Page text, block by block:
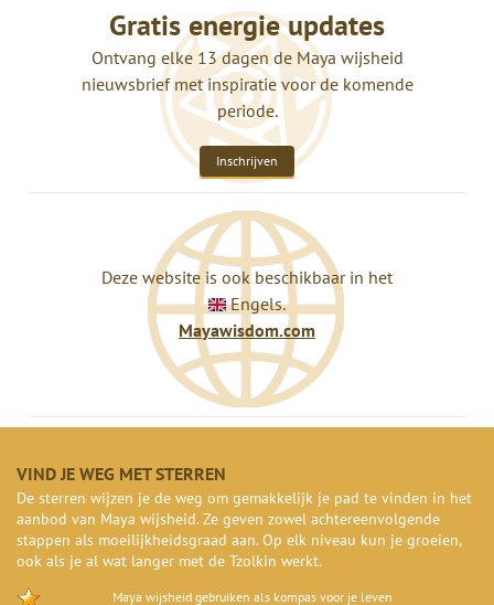
Gratis energie updates
Ontvang elke 13 dagen de Maya wijsheid
nieuwsbrief met inspiratie voor de komende
periode.
Inschrijven
Deze website is ook beschikbaar in het
Engels.
Mayawisdom.com
VIND JE WEG MET STERREN
De sterren wijzen je de weg om gemakkelijk je pad te vinden in het
aanbod van Maya wijsheid. Ze geven zowel achtereenvolgende
stappen als moeilijkheidsgraad aan. Op elk niveau kun je groeien,
ook als je al wat langer met de Tzolkin werkt.
Maya wijsheid gebruiken als kompas voor je leven